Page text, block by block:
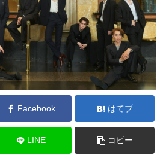
Facebook はてブ
LINE コピー